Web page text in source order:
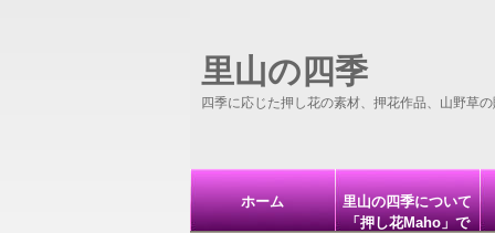
里山の四季
四季に応じた押し花の素材、押花作品、山野草
ホーム
里山の四季について
「押し花Maho」で